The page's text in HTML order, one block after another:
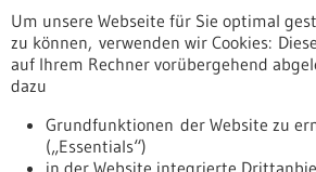
Erscheinungsdatum
Um unsere Webseite für Sie optimal
zu können, verwenden wir Cookies:
auf Ihrem Rechner vorübergehend
dazu
Grundfunktionen der Website zu
(„Essentials“)
in der Website integrierte